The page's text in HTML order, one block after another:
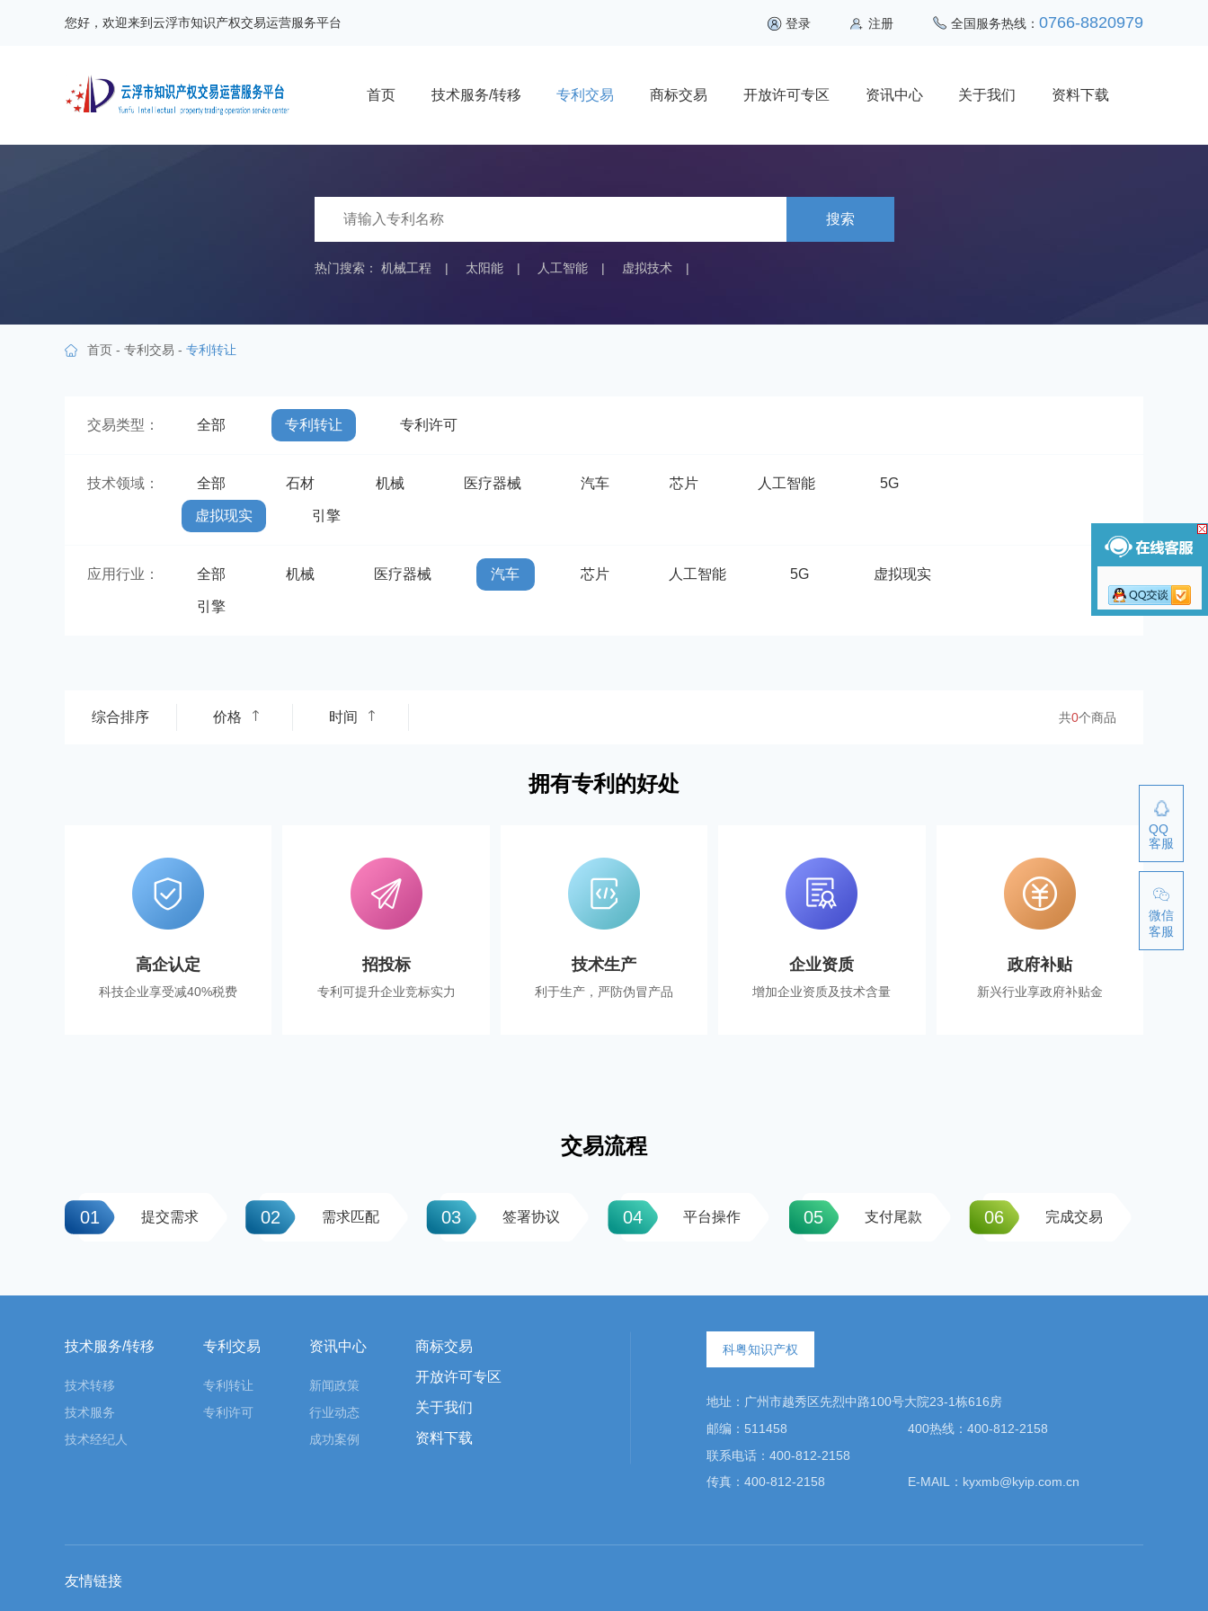
您好，欢迎来到云浮市知识产权交易运营服务平台 登录 注册 全国服务热线： 0766-8820979
首页 技术服务/转移 专利交易 商标交易 开放许可专区 资讯中心 关于我们 资料下载
搜索
热门搜索： 机械工程 | 太阳能 | 人工智能 | 虚拟技术 |
首页 - 专利交易 - 专利转让
交易类型： 全部 专利转让 专利许可
技术领域： 全部 石材 机械 医疗器械 汽车 芯片 人工智能 5G
虚拟现实 引擎
应用行业： 全部 机械 医疗器械 汽车 芯片 人工智能 5G 虚拟现实
引擎
综合排序 价格 时间 共0个商品
拥有专利的好处
高企认定
科技企业享受减40%税费
招投标
专利可提升企业竞标实力
技术生产
利于生产，严防伪冒产品
企业资质
增加企业资质及技术含量
政府补贴
新兴行业享政府补贴金
交易流程
01 提交需求 02 需求匹配 03 签署协议 04 平台操作 05 支付尾款 06 完成交易
技术服务/转移
技术转移
技术服务
技术经纪人
专利交易
专利转让
专利许可
资讯中心
新闻政策
行业动态
成功案例
商标交易
开放许可专区
关于我们
资料下载
科粤知识产权
地址：广州市越秀区先烈中路100号大院23-1栋616房
邮编：511458
400热线：400-812-2158
联系电话：400-812-2158
传真：400-812-2158
E-MAIL：kyxmb@kyip.com.cn
友情链接
QQ
客服
微信
客服